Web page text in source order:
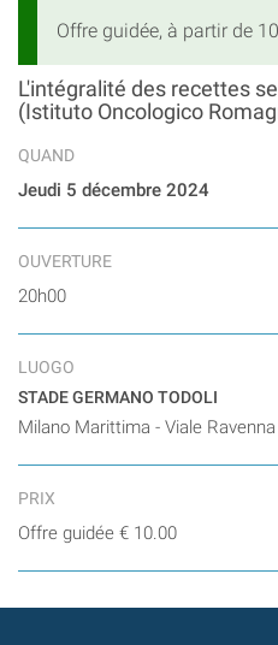
Offre guidée, à partir de
L'intégralité des recettes
(Istituto Oncologico
QUAND
Jeudi 5 décembre 2024
OUVERTURE
20h00
LUOGO
STADE GERMANO TODOLI
Milano Marittima - Viale Ravenna
PRIX
Offre guidée € 10.00